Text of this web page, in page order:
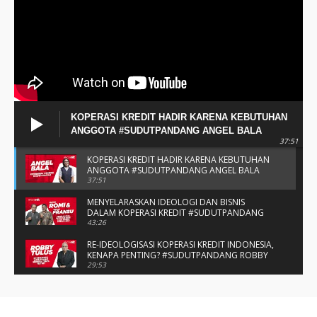
KOPERASI KREDIT HADIR KARENA KEBUTUHAN
ANGGOTA #SUDUTPANDANG ANGEL BALA
37:51
KOPERASI KREDIT HADIR KARENA KEBUTUHAN
ANGGOTA #SUDUTPANDANG ANGEL BALA
37:51
MENYELARASKAN IDEOLOGI DAN BISNIS
DALAM KOPERASI KREDIT #SUDUTPANDANG
BAPAK ROMI & BAPAK FRANSU
43:26
RE-IDEOLOGISASI KOPERASI KREDIT INDONESIA,
KENAPA PENTING? #SUDUTPANDANG ROBBY
TULUS
29:53